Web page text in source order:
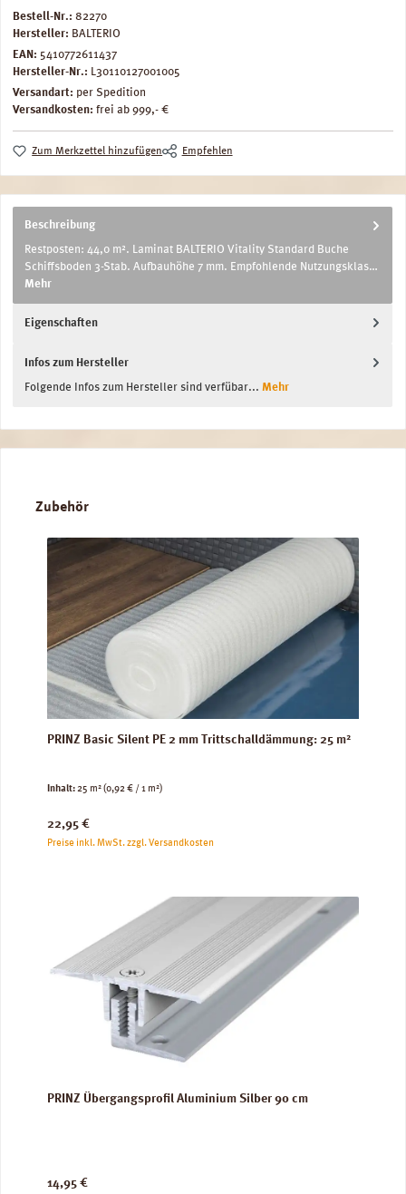
Bestell-Nr.: 82270
Hersteller: BALTERIO
EAN: 5410772611437
Hersteller-Nr.: L30110127001005
Versandart: per Spedition
Versandkosten: frei ab 999,- €
Zum Merkzettel hinzufügen Empfehlen
Beschreibung
Restposten: 44,0 m². Laminat BALTERIO Vitality Standard Buche
Schiffsboden 3-Stab. Aufbauhöhe 7 mm. Empfohlende Nutzungsklas…
Mehr
Eigenschaften
Infos zum Hersteller
Folgende Infos zum Hersteller sind verfübar... Mehr
Produktgalerie überspringen
Zubehör
PRINZ Basic Silent PE 2 mm Trittschalldämmung: 25 m²
Inhalt:25 m²(0,92 € / 1 m²)
Regulärer Preis:
22,95 €
Preise inkl. MwSt. zzgl. Versandkosten
PRINZ Übergangsprofil Aluminium Silber 90 cm
Regulärer Preis:
14,95 €